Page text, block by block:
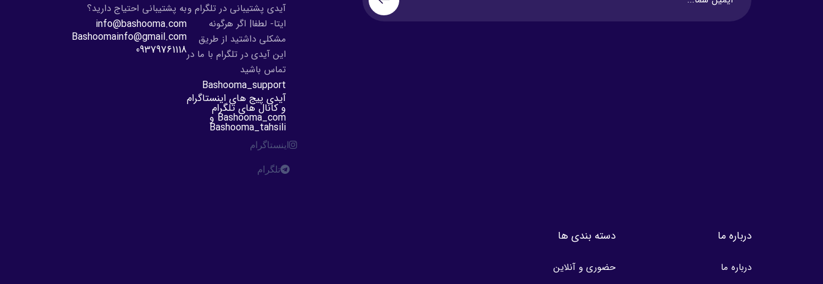
آیدی پشتیبانی در تلگرام و
ایتا- لطفا| اگر هرگونه
مشکلی داشتید از طریق
این آیدی در تلگرام با ما در
تماس باشید
Bashooma_support
آیدی پیج های اینستاگرام
و کانال های تلگرام
Bashooma_com و
Bashooma_tahsili
اینستاگرام
تلگرام
به پشتیبانی احتیاج دارید؟
info@bashooma.com
Bashoomainfo@gmail.com
09379761118
درباره ما
درباره ما
دسته بندی ها
حضوری و آنلاین